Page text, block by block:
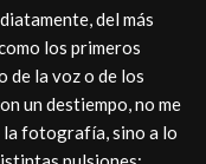
del más
los primeros
la voz o de los
un destiempo, no me
fotografía, sino a lo